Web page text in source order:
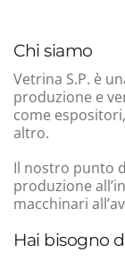
Hai bisogno
Chi siamo
Vetrina S.P. è
produzione e
come
altro.
Il nostro punto
produzione
macchinari